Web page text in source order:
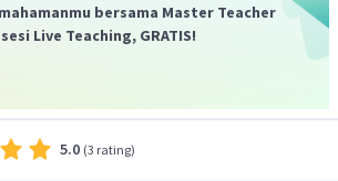
bersama Master Teacher
Live Teaching, GRATIS!
5.0 (3 rating)